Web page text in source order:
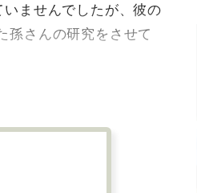
ませんでしたが、彼の
孫さんの研究をさせて